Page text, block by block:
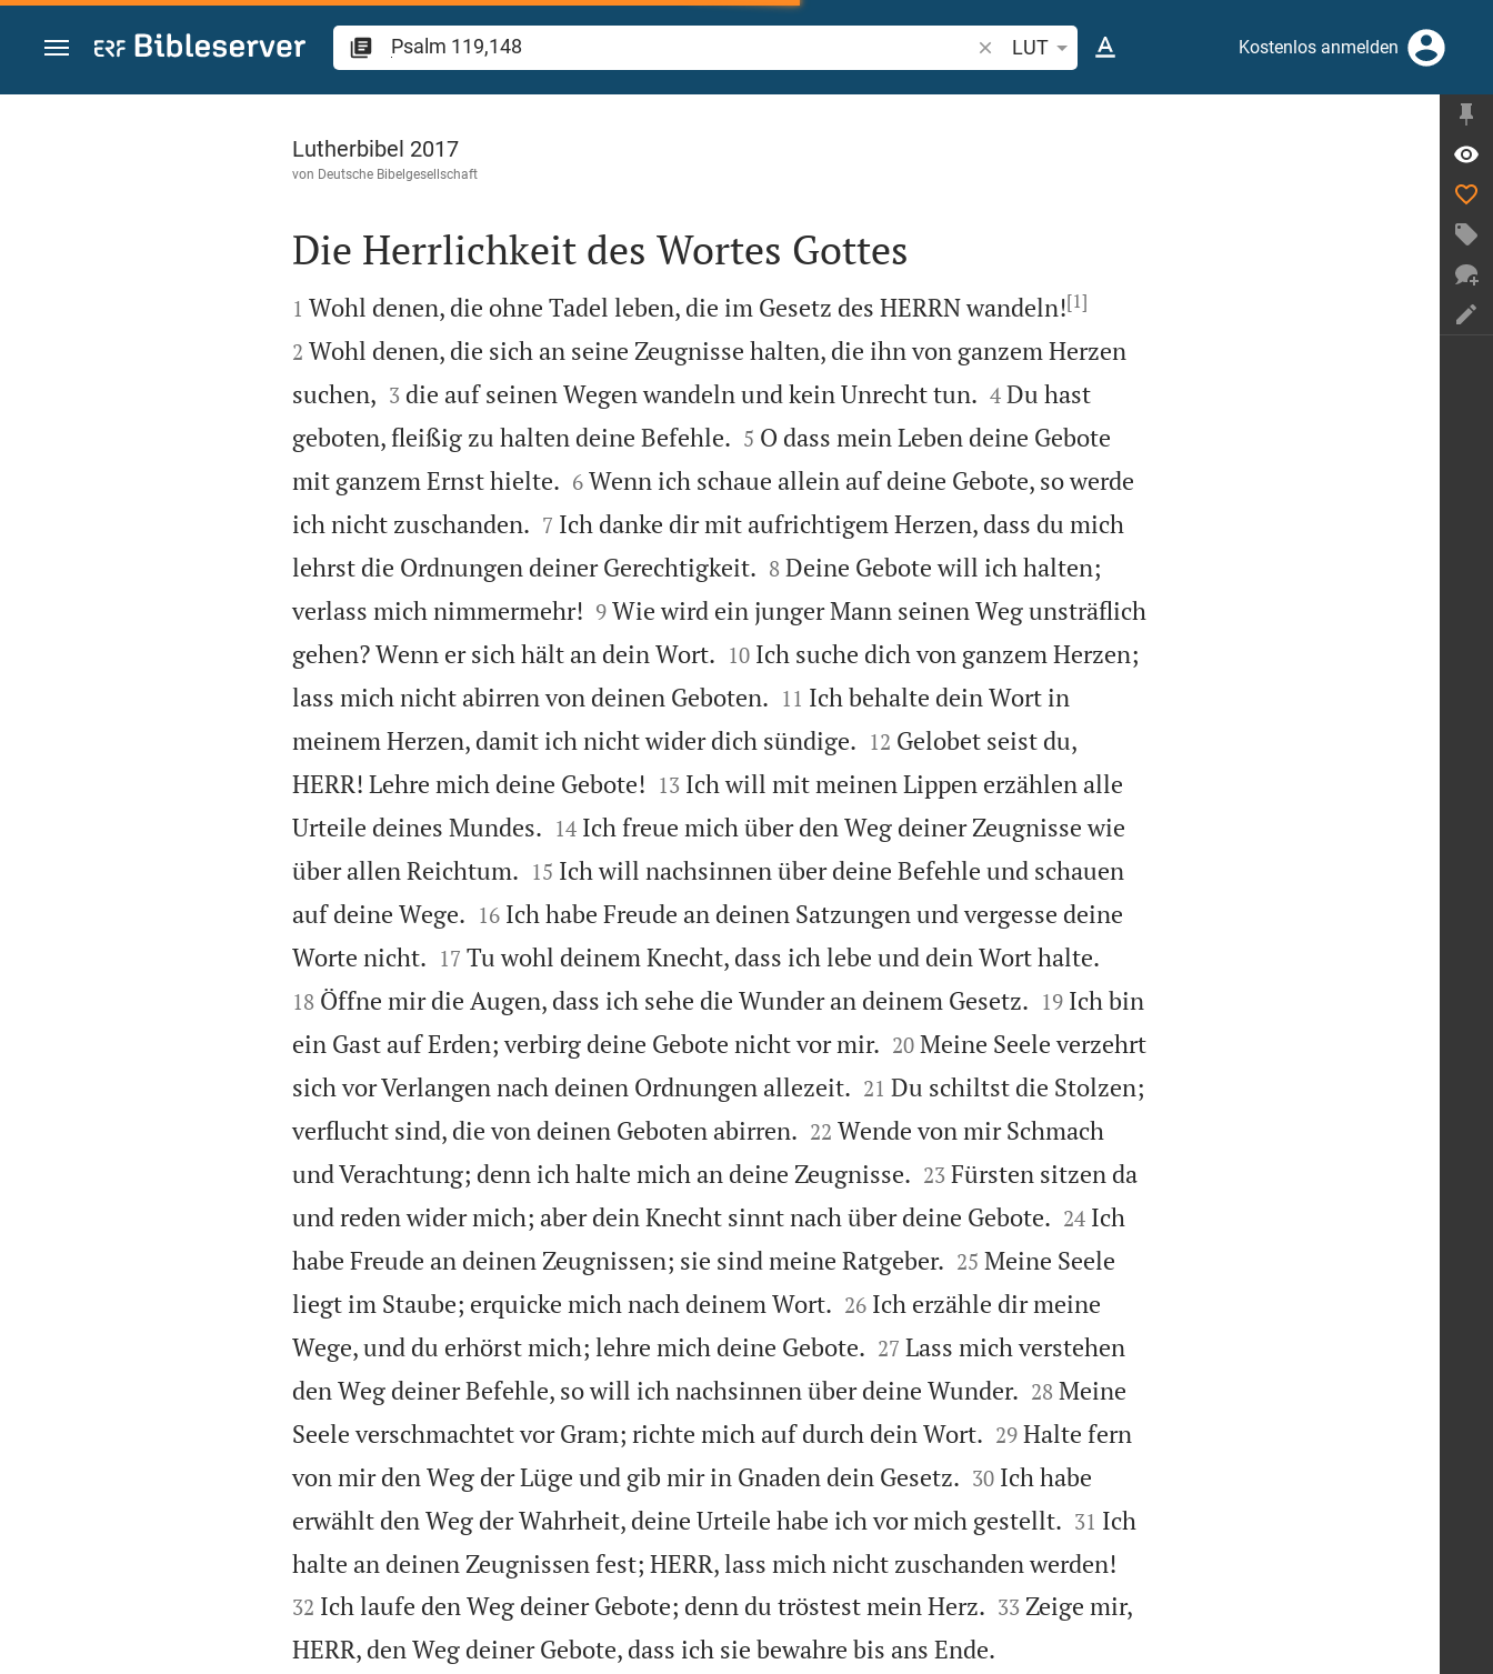
Zum Inhalt springen
Bibelstelle oder Begriff suchen
LUT Kostenlos anmelden
Psalm 119
Lutherbibel 2017
von Deutsche Bibelgesellschaft

Die Herrlichkeit des Wortes Gottes

1 Wohl denen, die ohne Tadel leben, die im Gesetz des HERRN wandeln![1]
2 Wohl denen, die sich an seine Zeugnisse halten, die ihn von ganzem Herzen
suchen,
3 die auf seinen Wegen wandeln und kein Unrecht tun.
4 Du hast
geboten, fleißig zu halten deine Befehle.
5 O dass mein Leben deine Gebote
mit ganzem Ernst hielte.
6 Wenn ich schaue allein auf deine Gebote, so werde
ich nicht zuschanden.
7 Ich danke dir mit aufrichtigem Herzen, dass du mich
lehrst die Ordnungen deiner Gerechtigkeit.
8 Deine Gebote will ich halten;
verlass mich nimmermehr!
9 Wie wird ein junger Mann seinen Weg unsträflich
gehen? Wenn er sich hält an dein Wort.
10 Ich suche dich von ganzem Herzen;
lass mich nicht abirren von deinen Geboten.
11 Ich behalte dein Wort in
meinem Herzen, damit ich nicht wider dich sündige.
12 Gelobet seist du,
HERR! Lehre mich deine Gebote!
13 Ich will mit meinen Lippen erzählen alle
Urteile deines Mundes.
14 Ich freue mich über den Weg deiner Zeugnisse wie
über allen Reichtum.
15 Ich will nachsinnen über deine Befehle und schauen
auf deine Wege.
16 Ich habe Freude an deinen Satzungen und vergesse deine
Worte nicht.
17 Tu wohl deinem Knecht, dass ich lebe und dein Wort halte.
18 Öffne mir die Augen, dass ich sehe die Wunder an deinem Gesetz.
19 Ich bin
ein Gast auf Erden; verbirg deine Gebote nicht vor mir.
20 Meine Seele verzehrt
sich vor Verlangen nach deinen Ordnungen allezeit.
21 Du schiltst die Stolzen;
verflucht sind, die von deinen Geboten abirren.
22 Wende von mir Schmach
und Verachtung; denn ich halte mich an deine Zeugnisse.
23 Fürsten sitzen da
und reden wider mich; aber dein Knecht sinnt nach über deine Gebote.
24 Ich
habe Freude an deinen Zeugnissen; sie sind meine Ratgeber.
25 Meine Seele
liegt im Staube; erquicke mich nach deinem Wort.
26 Ich erzähle dir meine
Wege, und du erhörst mich; lehre mich deine Gebote.
27 Lass mich verstehen
den Weg deiner Befehle, so will ich nachsinnen über deine Wunder.
28 Meine
Seele verschmachtet vor Gram; richte mich auf durch dein Wort.
29 Halte fern
von mir den Weg der Lüge und gib mir in Gnaden dein Gesetz.
30 Ich habe
erwählt den Weg der Wahrheit, deine Urteile habe ich vor mich gestellt.
31 Ich
halte an deinen Zeugnissen fest; HERR, lass mich nicht zuschanden werden!
32 Ich laufe den Weg deiner Gebote; denn du tröstest mein Herz.
33 Zeige mir,
HERR, den Weg deiner Gebote, dass ich sie bewahre bis ans Ende.